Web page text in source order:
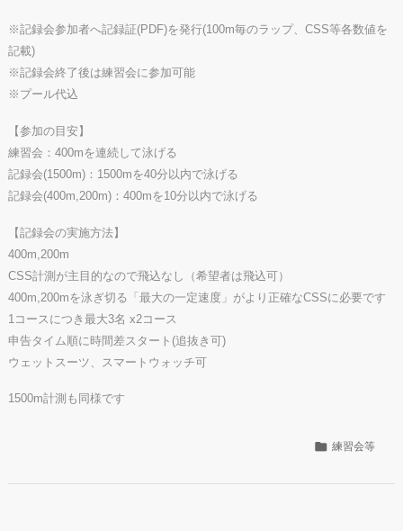
※記録会参加者へ記録証(PDF)を発行(100m毎のラップ、CSS等各数値を
記載)
※記録会終了後は練習会に参加可能
※プール代込
【参加の目安】
練習会：400mを連続して泳げる
記録会(1500m)：1500mを40分以内で泳げる
記録会(400m,200m)：400mを10分以内で泳げる
【記録会の実施方法】
400m,200m
CSS計測が主目的なので飛込なし（希望者は飛込可）
400m,200mを泳ぎ切る「最大の一定速度」がより正確なCSSに必要です
1コースにつき最大3名 x2コース
申告タイム順に時間差スタート(追抜き可)
ウェットスーツ、スマートウォッチ可
1500m計測も同様です
 練習会等